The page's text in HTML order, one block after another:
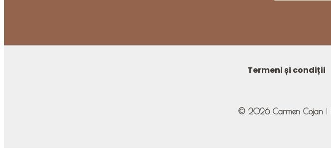
MENIU
Termeni și condiții
© 2026 Carmen Cojan